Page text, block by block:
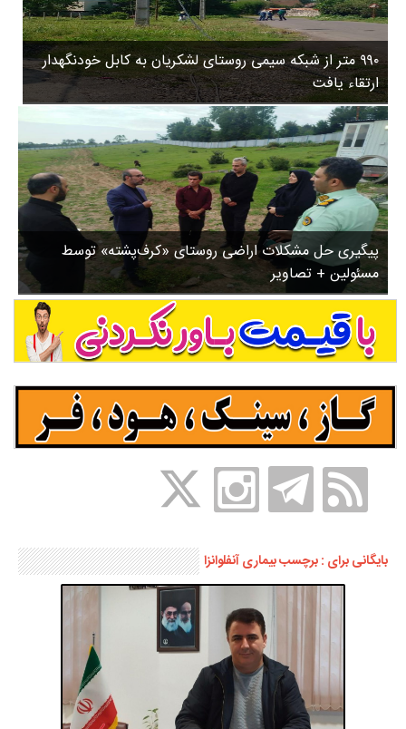
روستاها
ورزشی
سیاسی
چندرسانه ای
مسیر گردشگری دیلمان
درباره ما
۹۹۰ متر از شبکه سیمی روستای لشکریان به کابل خودنگهدار
ارتقاء یافت
پیگیری حل مشکلات اراضی روستای «کرف‌پشته» توسط
مسئولین + تصاویر
۳
۵
۸
ب
ا
ز
ن
ش
س
ت
ش
د
.
بایگانی برای : برچسب بیماری آنفلوانزا